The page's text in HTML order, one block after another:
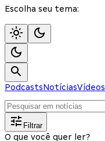
Escolha seu tema:
PodcastsNotíciasVídeos
Filtrar
O que você quer ler?